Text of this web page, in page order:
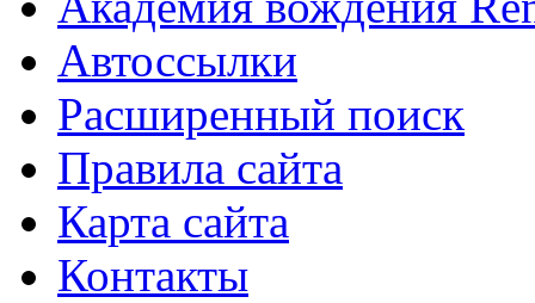
Автоссылки
Расширенный поиск
Правила сайта
Карта сайта
Контакты